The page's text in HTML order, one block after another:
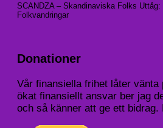
SCANDZA – Skandinaviska Folks
Folkvandringar
Donationer
Vår finansiella frihet låter vänta
ökat finansiellt ansvar ber jag
och så känner att ge ett bidrag.